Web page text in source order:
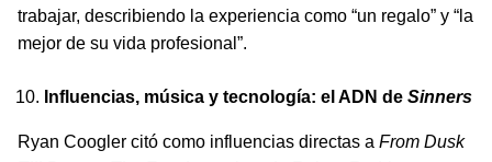
trabajar, describiendo la experiencia como “un regalo” y “la
mejor de su vida profesional”.
Influencias, música y tecnología: el ADN de Sinners
Ryan Coogler citó como influencias directas a From Dusk